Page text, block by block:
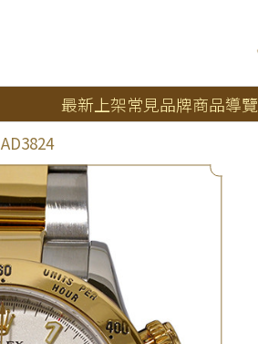
最新上架常見品牌商品導覽
AD3824